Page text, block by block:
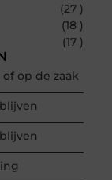
(27 )
(18 )
(17 )
op de zaak